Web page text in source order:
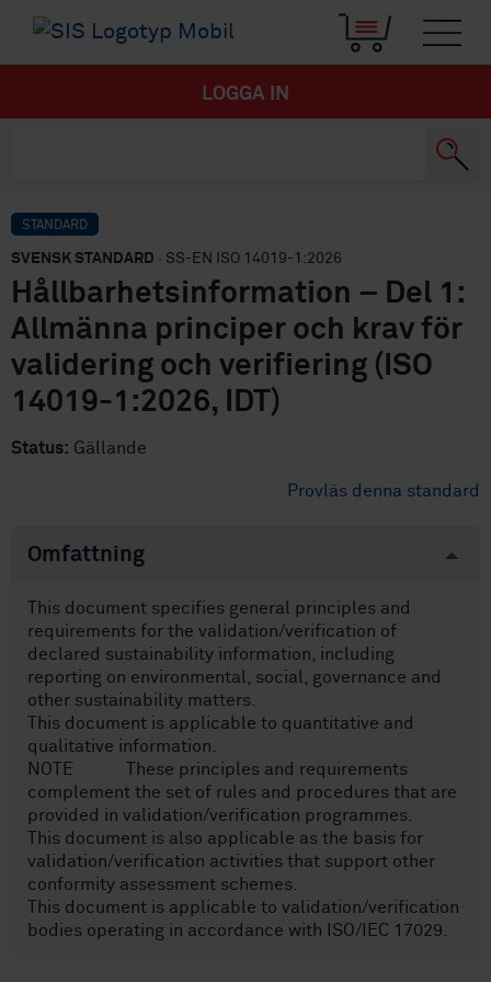
LOGGA IN
STANDARD
SVENSK STANDARD · SS-EN ISO 14019-1:2026
Hållbarhetsinformation – Del 1:
Allmänna principer och krav för
validering och verifiering (ISO
14019-1:2026, IDT)
Status: Gällande
Provläs denna standard
Omfattning
This document specifies general principles and
requirements for the validation/verification of
declared sustainability information, including
reporting on environmental, social, governance and
other sustainability matters.
This document is applicable to quantitative and
qualitative information.
NOTE These principles and requirements
complement the set of rules and procedures that are
provided in validation/verification programmes.
This document is also applicable as the basis for
validation/verification activities that support other
conformity assessment schemes.
This document is applicable to validation/verification
bodies operating in accordance with ISO/IEC 17029.